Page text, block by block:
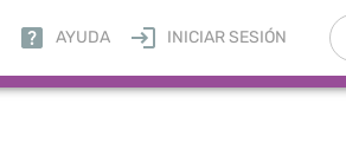
AYUDA INICIAR SESIÓN